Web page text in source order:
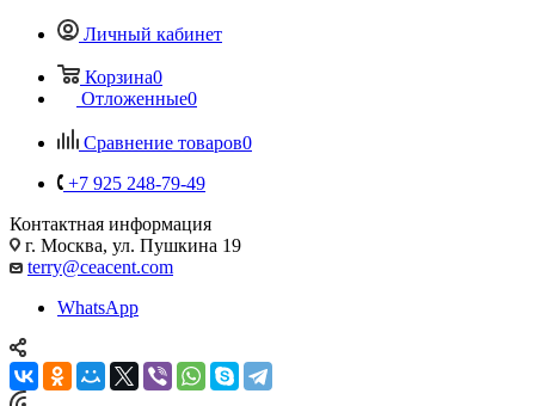
Личный кабинет
Корзина0
Отложенные0
Сравнение товаров0
+7 925 248-79-49
Контактная информация
г. Москва, ул. Пушкина 19
terry@ceacent.com
WhatsApp